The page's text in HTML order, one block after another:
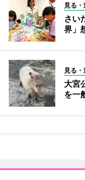
見る
さい
界」
見る
大宮
を一